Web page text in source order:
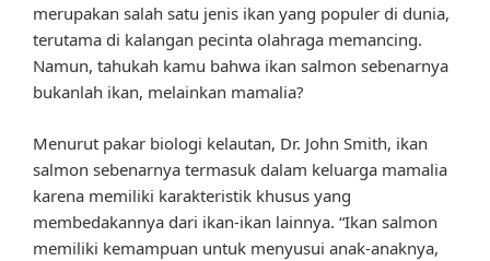
merupakan salah satu jenis ikan yang populer di dunia,
terutama di kalangan pecinta olahraga memancing.
Namun, tahukah kamu bahwa ikan salmon sebenarnya
bukanlah ikan, melainkan mamalia?
Menurut pakar biologi kelautan, Dr. John Smith, ikan
salmon sebenarnya termasuk dalam keluarga mamalia
karena memiliki karakteristik khusus yang
membedakannya dari ikan-ikan lainnya. “Ikan salmon
memiliki kemampuan untuk menyusui anak-anaknya,